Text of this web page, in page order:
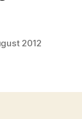
2012